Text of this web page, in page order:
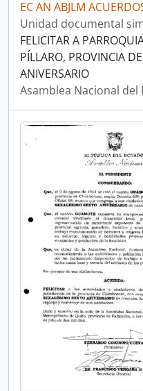
EC AN ABJLM
Unidad documental
FELICITAR A
PÍLLARO, PROVINCIA
ANIVERSARIO
Asamblea Nacional del